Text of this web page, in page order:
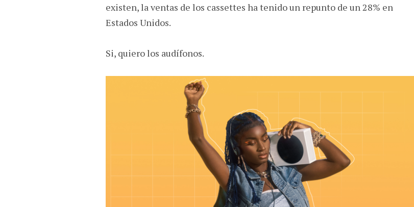
existen, la ventas de los cassettes ha tenido un repunto de un 28% en
Estados Unidos.
Si, quiero los audífonos.